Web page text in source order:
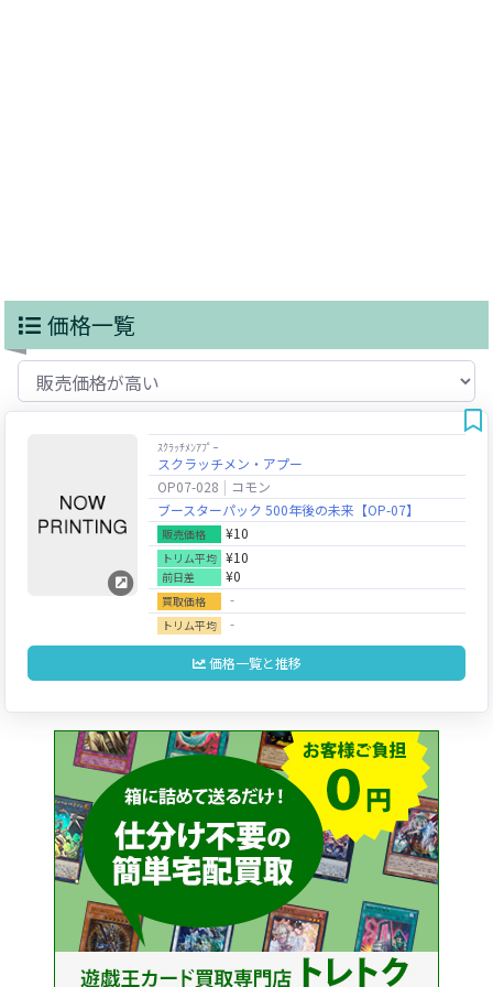
価格一覧
ｽｸﾗｯﾁﾒﾝｱﾌﾟｰ
スクラッチメン・アプー
OP07-028
コモン
ブースターパック 500年後の未来【OP-07】
販売価格 ¥10
トリム平均 ¥10
前日差 ¥0
買取価格 ‐
トリム平均 ‐
価格一覧と推移